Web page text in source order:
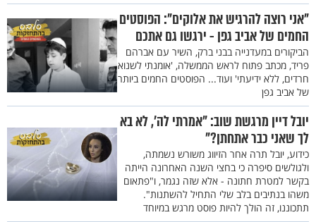
"אני רוצה להרגיש את אלוקים": הפוסטים
החמים של אביב גפן - ירגשו גם אתכם
הביקורים במעדנייה בבני ברק, השיר עם אברהם
פריד, מכתב פתוח לראש הממשלה, 'אומנתי לשנוא
חרדים, ללא ידיעתי' ועוד... הפוסטים החמים ביותר
של אביב גפן
יובל דיין מרגשת שוב: "אמרתי לה’, לא בא
לך שאני כבר אתחתן?"
כידוע, יובל תרה אחר הזיווג משורש נשמתה,
ולגולשים סיפרה כי בחצי השנה האחרונה הייתה
בקשר למטרת חתונה - אלא שזה נגמר, ו"פתאום
משהו בנתיבים בלב שלי התחיל להשתנות".
תתכוננו, זה הולך להיות פוסט מרגש במיוחד